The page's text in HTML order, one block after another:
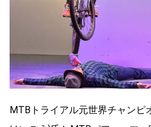
MTBトライアル元世界チャンピ